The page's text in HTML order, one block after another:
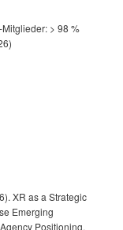
> 98 %
XR as a Strategic
Emerging
Positioning.